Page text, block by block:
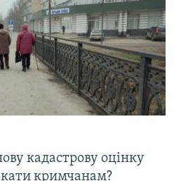
кадастрову оцінку
кримчанам?